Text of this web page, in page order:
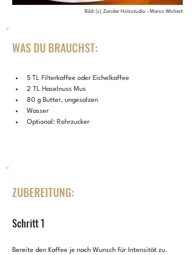
Bild: (c) Zander Holzstudio - Marco Wichert
WAS DU BRAUCHST:
5 TL Filterkaffee oder Eichelkaffee
2 TL Haselnuss Mus
80 g Butter, ungesalzen
Wasser
Optional: Rohrzucker
ZUBEREITUNG:
Schritt 1
Bereite den Kaffee je nach Wunsch für Intensität zu.